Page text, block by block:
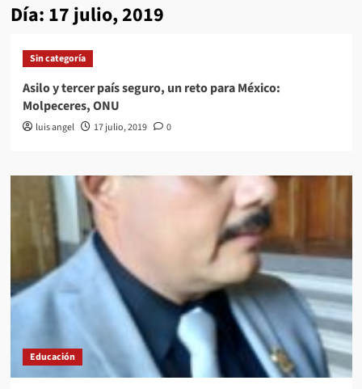
Día: 17 julio, 2019
Sin categoría
Asilo y tercer país seguro, un reto para México:
Molpeceres, ONU
luis angel 17 julio, 2019 0
Educación